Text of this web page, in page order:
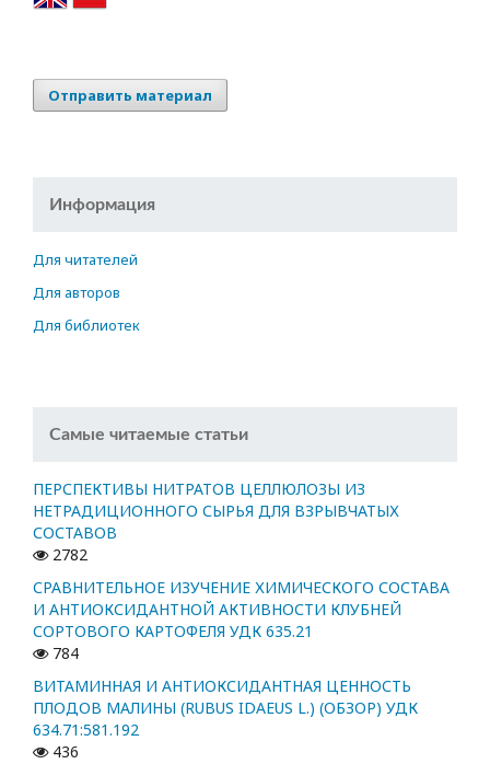
Отправить материал
Информация
Для читателей
Для авторов
Для библиотек
Самые читаемые статьи
ПЕРСПЕКТИВЫ НИТРАТОВ ЦЕЛЛЮЛОЗЫ ИЗ
НЕТРАДИЦИОННОГО СЫРЬЯ ДЛЯ ВЗРЫВЧАТЫХ
СОСТАВОВ
2782
СРАВНИТЕЛЬНОЕ ИЗУЧЕНИЕ ХИМИЧЕСКОГО СОСТАВА
И АНТИОКСИДАНТНОЙ АКТИВНОСТИ КЛУБНЕЙ
СОРТОВОГО КАРТОФЕЛЯ УДК 635.21
784
ВИТАМИННАЯ И АНТИОКСИДАНТНАЯ ЦЕННОСТЬ
ПЛОДОВ МАЛИНЫ (RUBUS IDAEUS L.) (ОБЗОР) УДК
634.71:581.192
436